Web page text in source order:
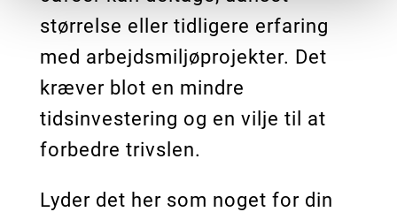
størrelse eller tidligere erfaring
med arbejdsmiljøprojekter. Det
kræver blot en mindre
tidsinvestering og en vilje til at
forbedre trivslen.
Lyder det her som noget for din